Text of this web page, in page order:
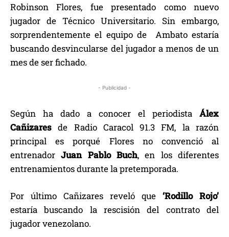
Robinson Flores, fue presentado como nuevo
jugador de Técnico Universitario. Sin embargo,
sorprendentemente el equipo de Ambato estaría
buscando desvincularse del jugador a menos de un
mes de ser fichado.
- Publicidad -
Según ha dado a conocer el periodista Álex
Cañizares de Radio Caracol 91.3 FM, la razón
principal es porqué Flores no convenció al
entrenadorJuan Pablo Buch, en los diferentes
entrenamientos durante la pretemporada.
Por último Cañizares reveló que ‘Rodillo Rojo’
estaría buscando la rescisión del contrato del
jugador venezolano.